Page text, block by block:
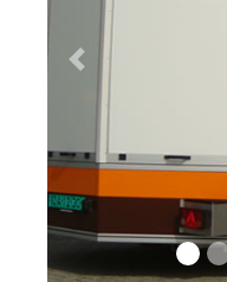
Previous